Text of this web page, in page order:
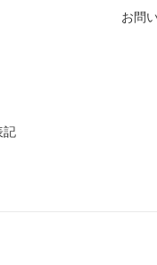
お問
記